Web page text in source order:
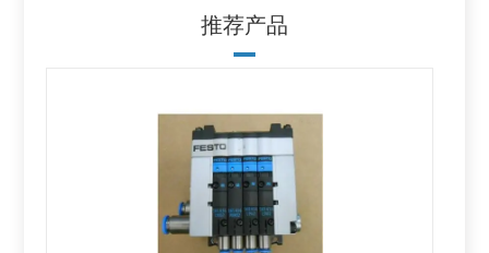
推荐产品